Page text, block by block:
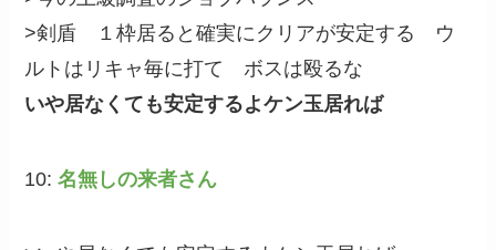
>剣盾 １枠居ると確実にクリアが安定する ウ
ルトはリキャ毎に打て ボスは殴るな
いや居なくても安定するよケン玉居れば
10:名無しの来者さん